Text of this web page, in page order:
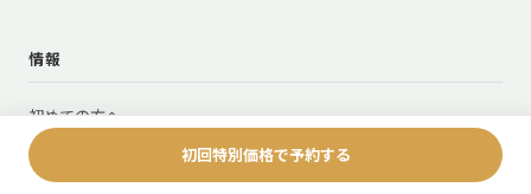
情報
初めての方へ
お知らせ
初回特別価格で予約する